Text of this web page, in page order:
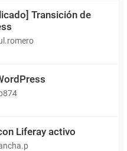
Transición de
Liferay activo